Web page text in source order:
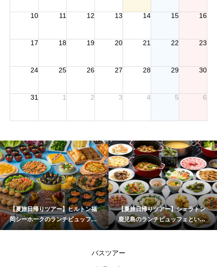
10 11 12 13 14 15 16
17 18 19 20 21 22 23
24 25 26 27 28 29 30
31 1 2 3 4 5 6
【夏旅日帰りツアー】ヒルトン福
岡シーホークのランチビュッフェ
とチームラボフォレスト福岡
【夏旅日帰りツアー】シェラトン
鹿児島のランチビュッフェといお
ワールドかごしま水族館
バスツアー